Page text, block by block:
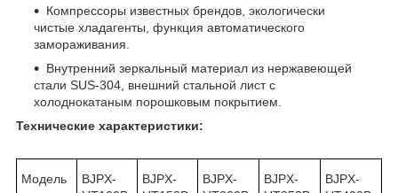
Компрессоры известных брендов, экологически
чистые хладагенты, функция автоматического
замораживания.
Внутренний зеркальный материал из нержавеющей
стали SUS-304, внешний стальной лист с
холоднокатаным порошковым покрытием.
Технические характеристики:
Модель
BJPX-
BJPX-
BJPX-
BJPX-
BJPX-